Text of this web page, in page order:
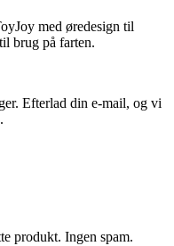
med øredesign til
brug på farten.
Efterlad din e-mail, og vi
produkt. Ingen spam.